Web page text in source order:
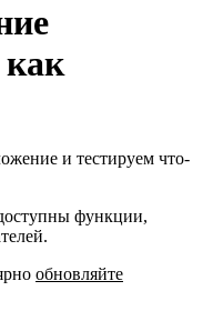
и тестируем что-
функции,
обновляйте